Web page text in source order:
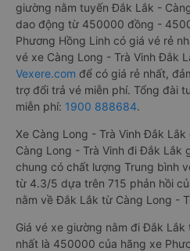
giường nằm tuyến Đắk Lắk -
dao động từ 450000 đồng -
Phương Hồng Linh có giá vé rẻ
vé xe Càng Long - Trà Vinh Đắk
Vexere.com để có giá rẻ nhất,
trợ đổi trả vé miễn phí. Tổng đài
miễn phí: 1900 888684.
Xe Càng Long - Trà Vinh Đắk
Càng Long - Trà Vinh đi Đắk Lắk
chung có chất lượng Trung bình
từ 4.3/5 dựa trên 715 phản hồi
nằm về Đắk Lắk từ Càng Long -
Giá vé xe giường nằm đi Đắk Lắk
nhất là 450000 của hãng xe